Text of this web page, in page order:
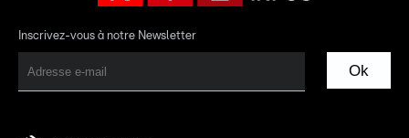
Inscrivez-vous à notre Newsletter
Ok